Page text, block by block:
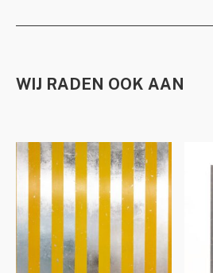
WIJ RADEN OOK AAN